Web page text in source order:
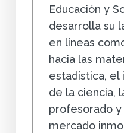
Educación y
desarrolla su
en líneas
hacia las
estadística, el
de la ciencia,
profesorado y
mercado